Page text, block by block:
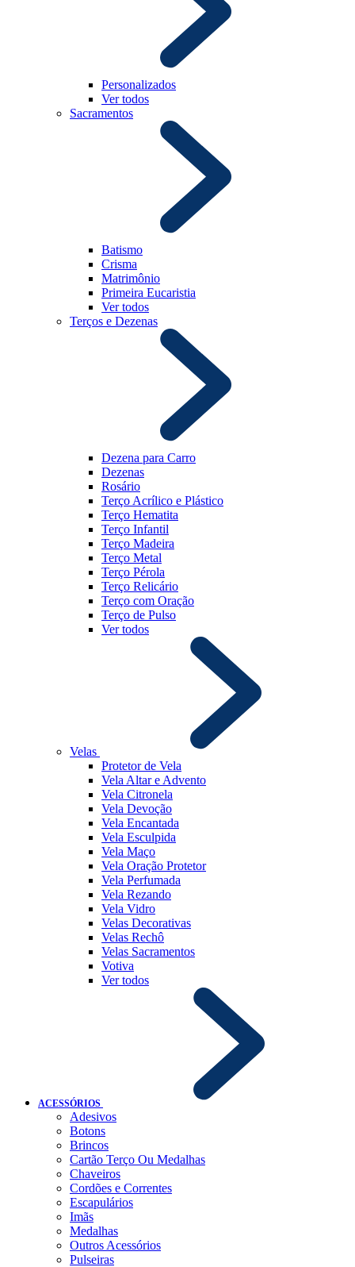
Personalizados
Ver todos
Sacramentos
Batismo
Crisma
Matrimônio
Primeira Eucaristia
Ver todos
Terços e Dezenas
Dezena para Carro
Dezenas
Rosário
Terço Acrílico e Plástico
Terço Hematita
Terço Infantil
Terço Madeira
Terço Metal
Terço Pérola
Terço Relicário
Terço com Oração
Terço de Pulso
Ver todos
Velas
Protetor de Vela
Vela Altar e Advento
Vela Citronela
Vela Devoção
Vela Encantada
Vela Esculpida
Vela Maço
Vela Oração Protetor
Vela Perfumada
Vela Rezando
Vela Vidro
Velas Decorativas
Velas Rechô
Velas Sacramentos
Votiva
Ver todos
ACESSÓRIOS
Adesivos
Botons
Brincos
Cartão Terço Ou Medalhas
Chaveiros
Cordões e Correntes
Escapulários
Imãs
Medalhas
Outros Acessórios
Pulseiras